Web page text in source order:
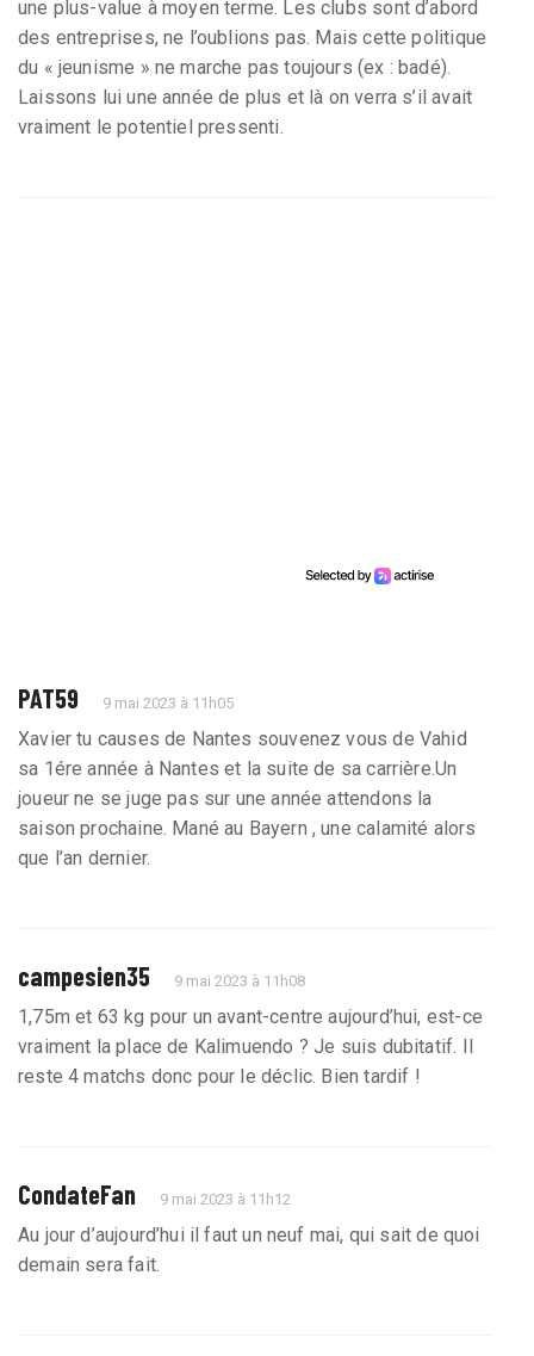
une plus-value à moyen terme. Les clubs sont d’abord
des entreprises, ne l’oublions pas. Mais cette politique
du « jeunisme » ne marche pas toujours (ex : badé).
Laissons lui une année de plus et là on verra s’il avait
vraiment le potentiel pressenti.
PAT59 9 mai 2023 à 11h05
Xavier tu causes de Nantes souvenez vous de Vahid
sa 1ére année à Nantes et la suite de sa carrière.Un
joueur ne se juge pas sur une année attendons la
saison prochaine. Mané au Bayern , une calamité alors
que l’an dernier.
campesien35 9 mai 2023 à 11h08
1,75m et 63 kg pour un avant-centre aujourd’hui, est-ce
vraiment la place de Kalimuendo ? Je suis dubitatif. Il
reste 4 matchs donc pour le déclic. Bien tardif !
CondateFan 9 mai 2023 à 11h12
Au jour d’aujourd’hui il faut un neuf mai, qui sait de quoi
demain sera fait.